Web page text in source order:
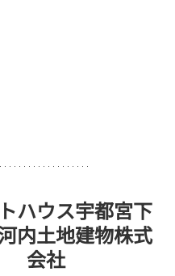
ハウス宇都宮下
内土地建物株式
会社